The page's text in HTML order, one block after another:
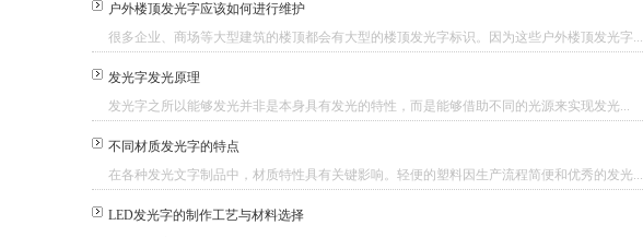
户外楼顶发光字应该如何进行维护
很多企业、商场等大型建筑的楼顶都会有大型的楼顶发光字标识。因为这些户外楼顶发光字...
发光字发光原理
发光字之所以能够发光并非是本身具有发光的特性，而是能够借助不同的光源来实现发光...
不同材质发光字的特点
在各种发光文字制品中，材质特性具有关键影响。轻便的塑料因生产流程简便和优秀的发光...
LED发光字的制作工艺与材料选择